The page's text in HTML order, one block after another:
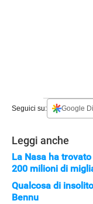
Seguici su: Google
Leggi anche
La Nasa ha
200 milioni di
Qualcosa di
Bennu